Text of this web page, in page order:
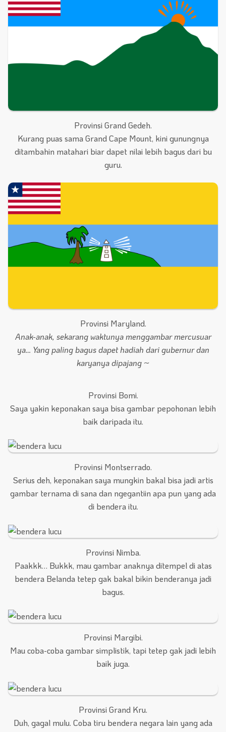
Provinsi Grand Gedeh.
Kurang puas sama Grand Cape Mount, kini gunungnya
ditambahin matahari biar dapet nilai lebih bagus dari bu
guru.
Provinsi Maryland.
Anak-anak, sekarang waktunya menggambar mercusuar
ya… Yang paling bagus dapet hadiah dari gubernur dan
karyanya dipajang ~
Provinsi Bomi.
Saya yakin keponakan saya bisa gambar pepohonan lebih
baik daripada itu.
Provinsi Montserrado.
Serius deh, keponakan saya mungkin bakal bisa jadi artis
gambar ternama di sana dan ngegantiin apa pun yang ada
di bendera itu.
Provinsi Nimba.
Paakkk… Bukkk, mau gambar anaknya ditempel di atas
bendera Belanda tetep gak bakal bikin benderanya jadi
bagus.
Provinsi Margibi.
Mau coba-coba gambar simplistik, tapi tetep gak jadi lebih
baik juga.
Provinsi Grand Kru.
Duh, gagal mulu. Coba tiru bendera negara lain yang ada